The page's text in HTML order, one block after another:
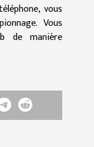
vous
Vous
de manière